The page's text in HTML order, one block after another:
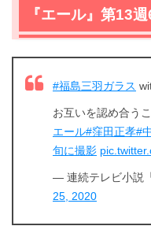
『エール』第13
#福島三羽ガラス
お互いを認め合う
エール#窪田正孝#
旬に撮影
— 連続テレビ小説
25, 2020